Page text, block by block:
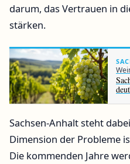
darum, das Vertrauen in
stärken.
Sachsen-Anhalt steht
Dimension der Probleme
Die kommenden Jahre